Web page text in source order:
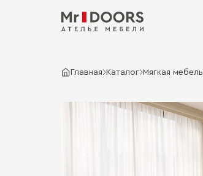
Главная Каталог Мягкая мебель